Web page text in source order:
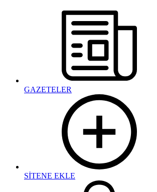
GAZETELER
SİTENE EKLE